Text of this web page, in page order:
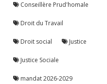
Conseillère Prud'homale
Droit du Travail
Droit social Justice
Justice Sociale
mandat 2026-2029